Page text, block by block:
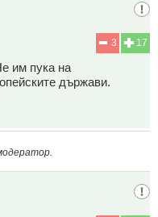
17
3
им пука на
държави.